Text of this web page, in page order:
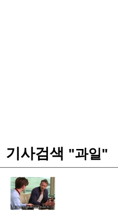
기사검색 "과일"